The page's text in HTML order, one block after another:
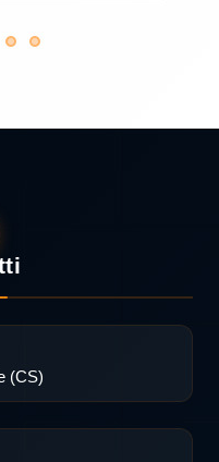
(CS)